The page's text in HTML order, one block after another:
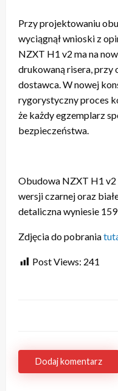
Przy projektowaniu
wyciągnął wnioski z
NZXT H1 v2 ma na
drukowaną risera, przy
dostawca. W nowej
rygorystyczny proces
że każdy egzemplarz
bezpieczeństwa.
Obudowa NZXT H1 v2
wersji czarnej oraz
detaliczna wyniesie
Zdjęcia do pobrania
Post Views: 241
Dodaj komentarz